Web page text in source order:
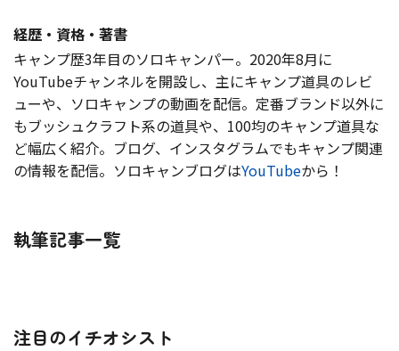
経歴・資格・著書
キャンプ歴3年目のソロキャンパー。2020年8月に
YouTubeチャンネルを開設し、主にキャンプ道具のレビ
ューや、ソロキャンプの動画を配信。定番ブランド以外に
もブッシュクラフト系の道具や、100均のキャンプ道具な
ど幅広く紹介。ブログ、インスタグラムでもキャンプ関連
の情報を配信。ソロキャンブログはYouTubeから！
執筆記事一覧
注目のイチオシスト